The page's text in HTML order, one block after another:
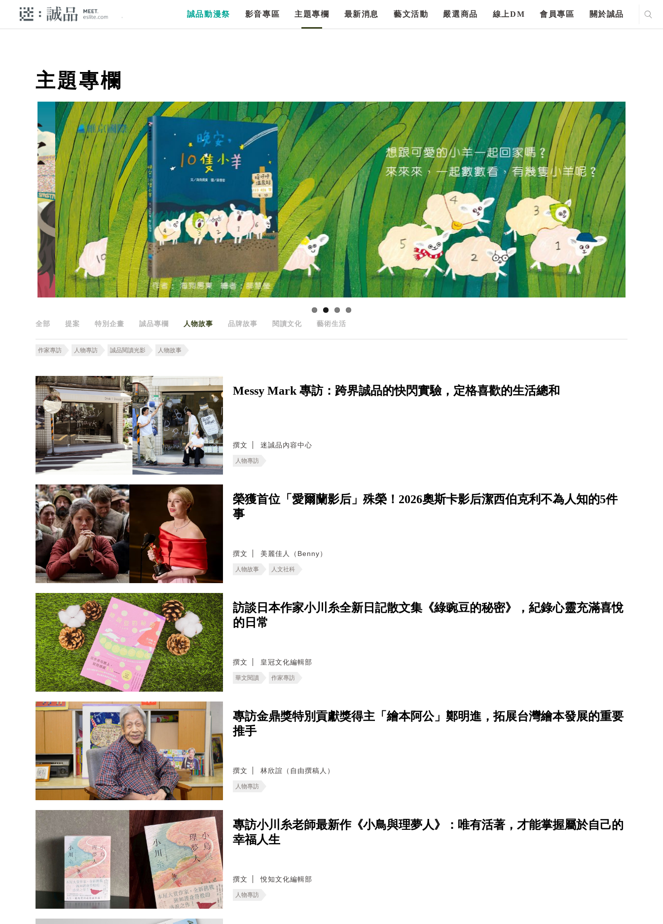
誠品動漫祭 影音專區 主題專欄 最新消息 藝文活動 嚴選商品 線上DM 會員專區 關於誠品
主題專欄
全部 提案 特別企畫 誠品專欄 人物故事 品牌故事 閱讀文化 藝術生活
作家專訪 人物專訪 誠品閱讀光影 人物故事
Messy Mark 專訪：跨界誠品的快閃實驗，定格喜歡的生活總和
撰文 迷誠品內容中心
人物專訪
榮獲首位「愛爾蘭影后」殊榮！2026奧斯卡影后潔西伯克利不為人知的5件
事
撰文 美麗佳人（Benny）
人物故事 人文社科
訪談日本作家小川糸全新日記散文集《綠豌豆的秘密》，紀錄心靈充滿喜悅
的日常
撰文 皇冠文化編輯部
華文閱讀 作家專訪
專訪金鼎獎特別貢獻獎得主「繪本阿公」鄭明進，拓展台灣繪本發展的重要
推手
撰文 林欣誼（自由撰稿人）
人物專訪
專訪小川糸老師最新作《小鳥與理夢人》：唯有活著，才能掌握屬於自己的
幸福人生
撰文 悅知文化編輯部
人物專訪